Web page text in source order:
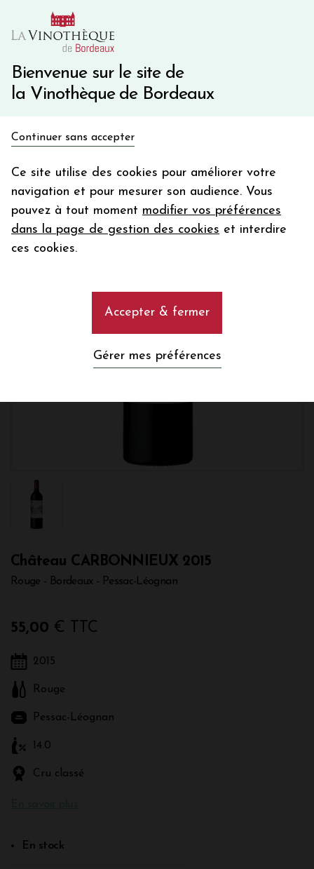
Bienvenue sur le site de
la Vinothèque de Bordeaux
Continuer sans accepter
Ce site utilise des cookies pour améliorer votre
navigation et pour mesurer son audience. Vous
pouvez à tout moment modifier vos préférences
dans la page de gestion des cookies et interdire
ces cookies.
Accepter & fermer
Gérer mes préférences
10€ de remise immédiate sur votre première commande
Une question ?
Château CARBONNIEUX 2015
Rouge - Bordeaux - Pessac-Léognan
55,00 € TTC
2015
Rouge
Pessac-Léognan
14.0
Cru classé
En stock
en bon d'achat
Votre
email
En m’abonnant, j’accepte de recevoir la newsletter de la